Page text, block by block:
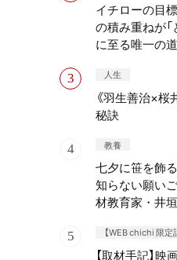
イチローの目
の積み重ねが
に至る唯一の道
人生
《羽生善治×桜
秘訣
教養
七夕に笹を飾
知らない願い
材教育家・井垣
【WEB chichi 限定
【取材手記】映